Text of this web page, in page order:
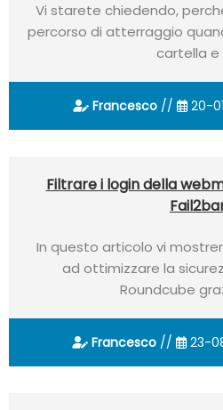
Vi starete chiedendo,
percorso di atterraggio
cartella e
Francesco // 20-
Filtrare i login della
In questo articolo vi
ad ottimizzare la
Roundcube
Francesco // 23-